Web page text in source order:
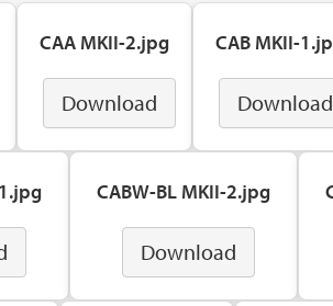
CAA MKII-2.jpg
Download
CAB MKII-
Download
CABW-BL MKII-2.jpg
Download